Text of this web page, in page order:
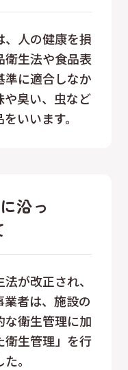
、人の健康を損
衛生法や食品表
準に適合しなか
や臭い、虫など
いいます。
沿っ
が改正され、
者は、施設の
な衛生管理に加
衛生管理」を行
。